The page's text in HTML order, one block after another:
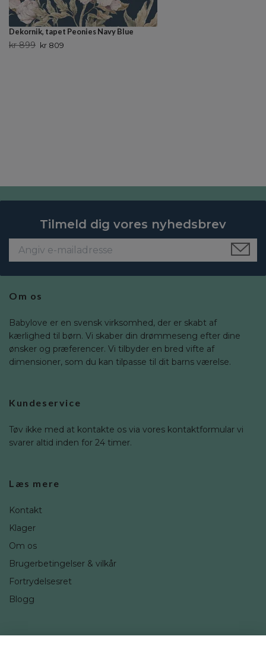
Dekornik, tapet Peonies Navy Blue
kr 899 kr 809
Tilmeld dig vores nyhedsbrev
Om os
Babylove er en svensk virksomhed, der er skabt af
kærlighed til børn. Vi skaber din drømmeseng efter dine
ønsker og præferencer. Vi tilbyder en bred vifte af
dimensioner, som du kan tilpasse til dit barns værelse.
Kundeservice
Tøv ikke med at kontakte os via vores kontaktformular vi
svarer altid inden for 24 timer.
Læs mere
Kontakt
Klager
Om os
Brugerbetingelser & vilkår
Fortrydelsesret
Blogg